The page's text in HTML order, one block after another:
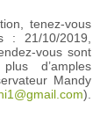
tenez-vous
: 21/10/2019,
vous sont
d’amples
Mandy
).